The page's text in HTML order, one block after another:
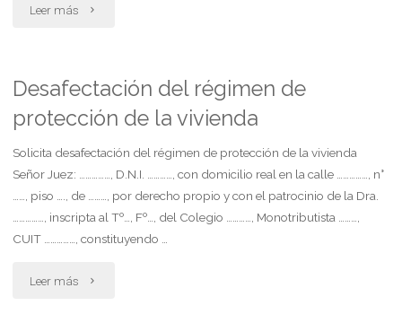
Leer más "Solicita
de
herencia"
Desafectación del régimen de
protección de la vivienda
Solicita desafectación del régimen de protección de la vivienda
Señor Juez: ……………, D.N.I. …………, con domicilio real en la calle ……………, n°
……, piso …., de ………, por derecho propio y con el patrocinio de la Dra.
……………, inscripta al Tº…, Fº…, del Colegio …………, Monotributista ………,
CUIT ……………, constituyendo …
Leer más "Desafectación